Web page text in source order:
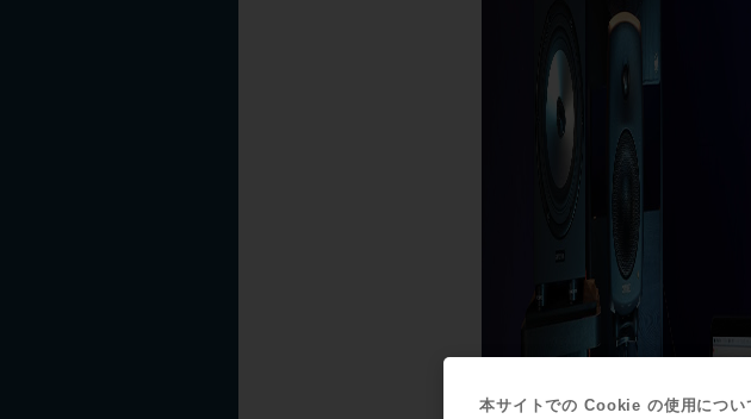
本サイトでの Cookie の使用につい